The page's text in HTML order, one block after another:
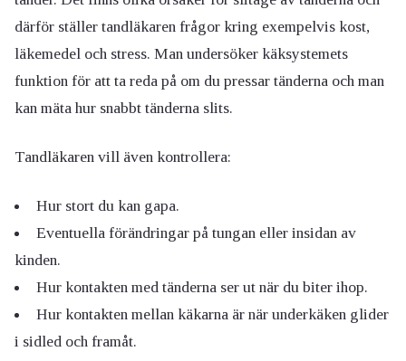
därför ställer tandläkaren frågor kring exempelvis kost,
läkemedel och stress. Man undersöker käksystemets
funktion för att ta reda på om du pressar tänderna och man
kan mäta hur snabbt tänderna slits.
Tandläkaren vill även kontrollera:
Hur stort du kan gapa.
Eventuella förändringar på tungan eller insidan av
kinden.
Hur kontakten med tänderna ser ut när du biter ihop.
Hur kontakten mellan käkarna är när underkäken glider
i sidled och framåt.